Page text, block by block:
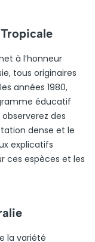
à l’honneur
tous originaires
années 1980,
éducatif
des
dense et le
explicatifs
ces espèces et les
la variété